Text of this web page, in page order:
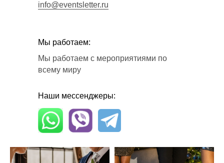
info@eventsletter.ru
Мы работаем:
Мы работаем с мероприятиями по
всему миру
Наши мессенджеры: